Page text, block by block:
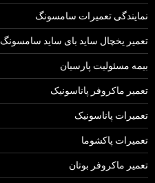
نمایندگی تعمیرات سامسونگ
تعمیر یخچال ساید بای ساید سامسونگ
بیمه مسئولیت پارسیان
تعمیر ماکروفر پاناسونیک
تعمیرات پاناسونیک
تعمیرات پاکشوما
تعمیر ماکروفر بوتان